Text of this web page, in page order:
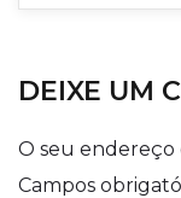
DEIXE UM
O seu endereço
Campos